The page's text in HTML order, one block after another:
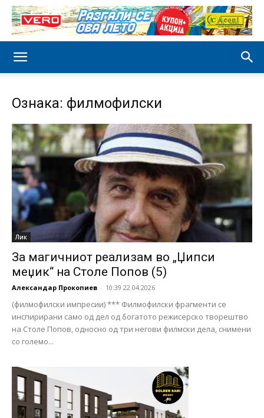
Ознака: филмофилски
Лик
За магичниот реализам во „Џипси
меџик“ на Столе Попов (5)
Александар Прокопиев - 10:39 22.04.2026
(филмофилски импресии) *** Филмофилски фрагменти се
инспирирани само од дел од богатото режисерско творештво
на Столе Попов, односно од три негови филмски дела, снимени
со големо...